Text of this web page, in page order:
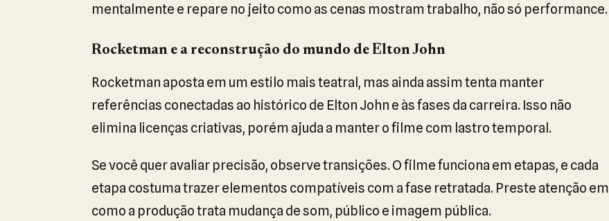
mentalmente e repare no jeito como as cenas mostram trabalho, não só performance.
Rocketman e a reconstrução do mundo de Elton John
Rocketman aposta em um estilo mais teatral, mas ainda assim tenta manter
referências conectadas ao histórico de Elton John e às fases da carreira. Isso não
elimina licenças criativas, porém ajuda a manter o filme com lastro temporal.
Se você quer avaliar precisão, observe transições. O filme funciona em etapas, e cada
etapa costuma trazer elementos compatíveis com a fase retratada. Preste atenção em
como a produção trata mudança de som, público e imagem pública.